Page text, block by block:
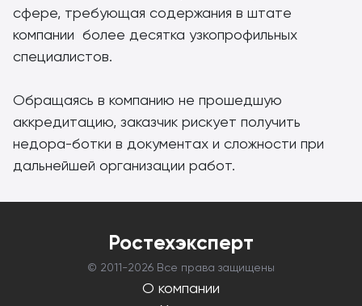
сфере, требующая содержания в штате
компании более десятка узкопрофильных
специалистов.
Обращаясь в компанию не прошедшую
аккредитацию, заказчик рискует получить
недора-ботки в документах и сложности при
дальнейшей организации работ.
Ростехэксперт
© 2011-2026 Все права защищены
О компании